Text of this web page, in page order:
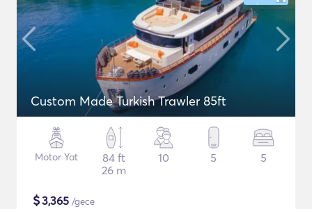
Custom Made Turkish Trawler 85ft
Motor Yat
84 ft
26 m
10 5 5
$3,365 /gece